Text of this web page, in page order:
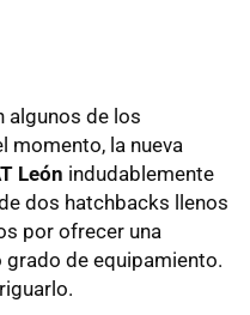
algunos de los
momento, la nueva
León indudablemente
dos hatchbacks llenos
por ofrecer una
de equipamiento.